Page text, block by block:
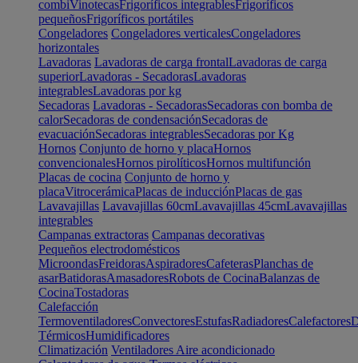
combiVinotecasFrigoríficos integrablesFrigoríficos
pequeñosFrigoríficos portátiles
Congeladores Congeladores verticalesCongeladores
horizontales
Lavadoras Lavadoras de carga frontalLavadoras de carga
superiorLavadoras - SecadorasLavadoras
integrablesLavadoras por kg
Secadoras Lavadoras - SecadorasSecadoras con bomba de
calorSecadoras de condensaciónSecadoras de
evacuaciónSecadoras integrablesSecadoras por Kg
Hornos Conjunto de horno y placaHornos
convencionalesHornos pirolíticosHornos multifunción
Placas de cocina Conjunto de horno y
placaVitrocerámicaPlacas de inducciónPlacas de gas
Lavavajillas Lavavajillas 60cmLavavajillas 45cmLavavajillas
integrables
Campanas extractoras Campanas decorativas
Pequeños electrodomésticos
MicroondasFreidorasAspiradoresCafeterasPlanchas de
asarBatidorasAmasadoresRobots de CocinaBalanzas de
CocinaTostadoras
Calefacción
TermoventiladoresConvectoresEstufasRadiadoresCalefactores
TérmicosHumidificadores
Climatización Ventiladores Aire acondicionado